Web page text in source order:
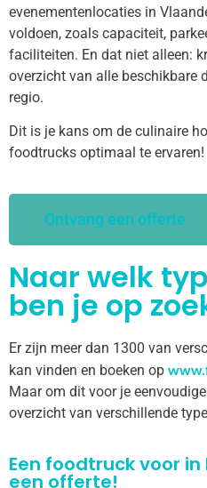
evenementenlocaties in
voldoen, zoals capaciteit,
faciliteiten. En dat niet alleen:
overzicht van alle beschikbare
regio.
Dit is je kans om de culinaire
foodtrucks optimaal te ervaren!
Ontvang een offerte
Naar welk
ben je op
Er zijn meer dan 1300 van
kan vinden en boeken op
Maar om dit voor je
overzicht van verschillende
Een foodtruck voor
een offerte!